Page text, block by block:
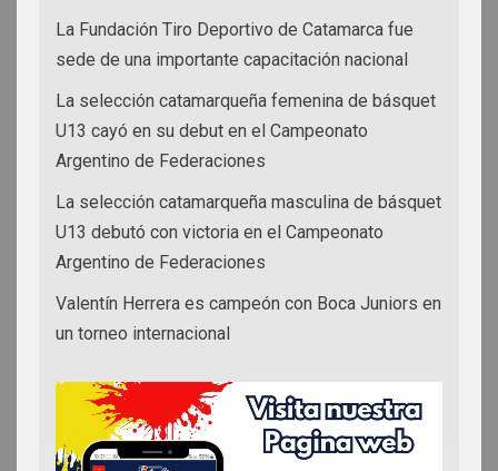
La Fundación Tiro Deportivo de Catamarca fue
sede de una importante capacitación nacional
La selección catamarqueña femenina de básquet
U13 cayó en su debut en el Campeonato
Argentino de Federaciones
La selección catamarqueña masculina de básquet
U13 debutó con victoria en el Campeonato
Argentino de Federaciones
Valentín Herrera es campeón con Boca Juniors en
un torneo internacional